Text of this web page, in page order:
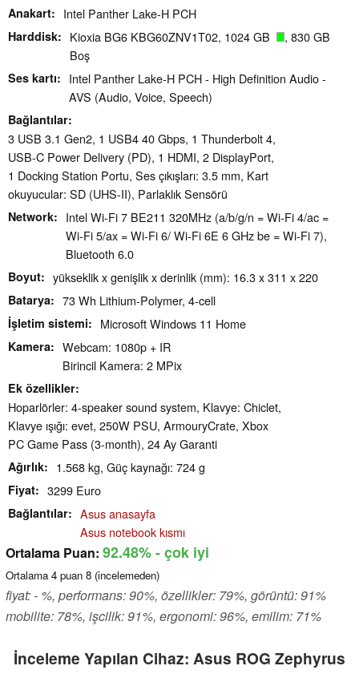
Anakart Intel Panther Lake-H PCH
Harddisk Kioxia BG6 KBG60ZNV1T02, 1024 GB
, 830 GB
Boş
Ses kartı
Intel Panther Lake-H PCH - High Definition Audio -
AVS (Audio, Voice, Speech)
Bağlantılar
3 USB 3.1 Gen2, 1 USB4 40 Gbps, 1 Thunderbolt 4,
USB-C Power Delivery (PD), 1 HDMI, 2 DisplayPort,
1 Docking Station Portu, Ses çıkışları: 3.5 mm, Kart
okuyucular: SD (UHS-II), Parlaklık Sensörü
Network
Intel Wi-Fi 7 BE211 320MHz (a/b/g/n = Wi-Fi 4/ac =
Wi-Fi 5/ax = Wi-Fi 6/ Wi-Fi 6E 6 GHz be = Wi-Fi 7),
Bluetooth 6.0
Boyut yükseklik x genişlik x derinlik (mm): 16.3 x 311 x 220
Batarya 73 Wh Lithium-Polymer, 4-cell
İşletim sistemi Microsoft Windows 11 Home
Kamera
Webcam: 1080p + IR
Birincil Kamera: 2 MPix
Ek özellikler
Hoparlörler: 4-speaker sound system, Klavye: Chiclet,
Klavye ışığı: evet, 250W PSU, ArmouryCrate, Xbox
PC Game Pass (3-month), 24 Ay Garanti
Ağırlık 1.568 kg, Güç kaynağı: 724 g
Fiyat 3299 Euro
Bağlantılar
Asus anasayfa
Asus notebook kısmı
Ortalama Puan: 92.48%- çok iyi
Ortalama 4 puan 8 (incelemeden)
fiyat: - %, performans: 90%, özellikler: 79%, görüntü: 91%
mobilite: 78%, işcilik: 91%, ergonomi: 96%, emilim: 71%
İnceleme Yapılan Cihaz: Asus ROG Zephyrus